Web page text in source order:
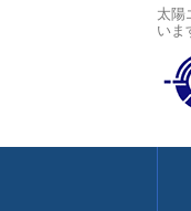
太陽
いま
コ